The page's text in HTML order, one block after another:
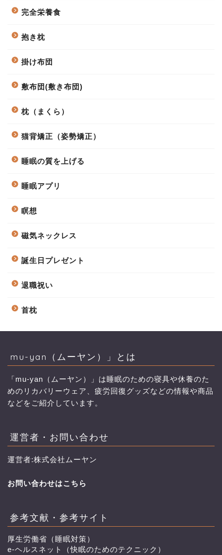
完全栄養食
抱き枕
掛け布団
敷布団(敷き布団)
枕（まくら）
猫背矯正（姿勢矯正）
睡眠の質を上げる
睡眠アプリ
瞑想
磁気ネックレス
誕生日プレゼント
退職祝い
首枕
mu-yan（ムーヤン）」とは
「mu-yan（ムーヤン）」は睡眠のための寝具や休養のた
めのリカバリーウェア、疲労回復グッズなどの情報や商品
などをご紹介しています。
運営者・お問い合わせ
運営者:株式会社ムーヤン
お問い合わせはこちら
参考文献・参考サイト
厚生労働省（睡眠対策）
e-ヘルスネット（快眠のためのテクニック）